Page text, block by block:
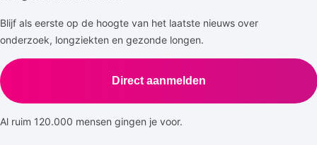
Blijf als eerste op de hoogte van het laatste nieuws over
onderzoek, longziekten en gezonde longen.
Direct aanmelden
Al ruim 120.000 mensen gingen je voor.